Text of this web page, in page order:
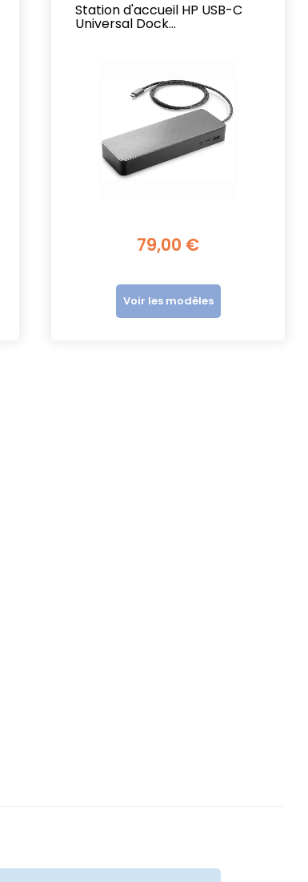
2025 : on
ils ont
côté
Le MacBook Air M1 :
pourquoi c'est le
Tu hésites à acheter un
MacBook Air M1
reconditionné en 2026 ?
te donne notre avis
complet : performances,...
Station d'accueil HP USB-C
Universal Dock...
79,00 €
Voir les modèles